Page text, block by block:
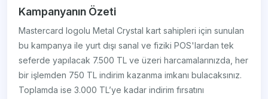
Kampanyanın Özeti
Mastercard logolu Metal Crystal kart sahipleri için sunulan
bu kampanya ile yurt dışı sanal ve fiziki POS'lardan tek
seferde yapılacak 7.500 TL ve üzeri harcamalarınızda, her
bir işlemden 750 TL indirim kazanma imkanı bulacaksınız.
Toplamda ise 3.000 TL’ye kadar indirim fırsatını